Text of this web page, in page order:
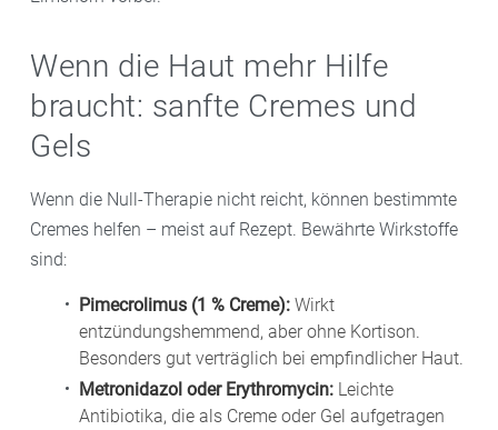
Wenn die Haut mehr Hilfe
braucht: sanfte Cremes und
Gels
Wenn die Null-Therapie nicht reicht, können bestimmte
Cremes helfen – meist auf Rezept. Bewährte Wirkstoffe
sind:
Pimecrolimus (1 % Creme): Wirkt
entzündungshemmend, aber ohne Kortison.
Besonders gut verträglich bei empfindlicher Haut.
Metronidazol oder Erythromycin: Leichte
Antibiotika, die als Creme oder Gel aufgetragen